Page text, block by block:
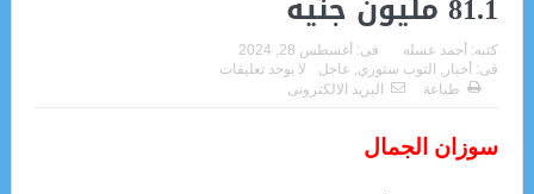
كتبه: أحمد عسله فى: أغسطس 28, 2024
فى: أخبار , التوب ستوري, عاجل
لا يوجد تعليقات
طباعة
البريد الالكترونى
سوزان الجمال